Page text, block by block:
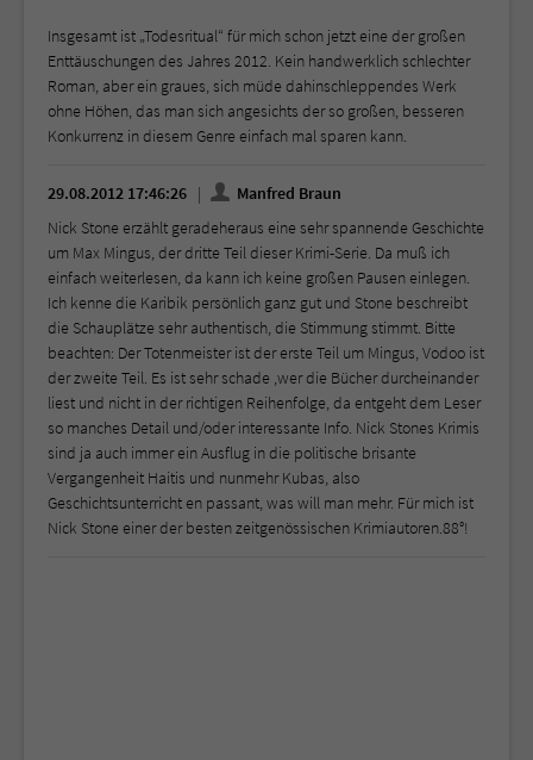
Insgesamt ist „Todesritual“ für mich schon jetzt eine der großen
Enttäuschungen des Jahres 2012. Kein handwerklich schlechter
Roman, aber ein graues, sich müde dahinschleppendes Werk
ohne Höhen, das man sich angesichts der so großen, besseren
Konkurrenz in diesem Genre einfach mal sparen kann.
29.08.2012 17:46:26
Manfred Braun
Nick Stone erzählt geradeheraus eine sehr spannende Geschichte
um Max Mingus, der dritte Teil dieser Krimi-Serie. Da muß ich
einfach weiterlesen, da kann ich keine großen Pausen einlegen.
Ich kenne die Karibik persönlich ganz gut und Stone beschreibt
die Schauplätze sehr authentisch, die Stimmung stimmt. Bitte
beachten: Der Totenmeister ist der erste Teil um Mingus, Vodoo ist
der zweite Teil. Es ist sehr schade ,wer die Bücher durcheinander
liest und nicht in der richtigen Reihenfolge, da entgeht dem Leser
so manches Detail und/oder interessante Info. Nick Stones Krimis
sind ja auch immer ein Ausflug in die politische brisante
Vergangenheit Haitis und nunmehr Kubas, also
Geschichtsunterricht en passant, was will man mehr. Für mich ist
Nick Stone einer der besten zeitgenössischen Krimiautoren.88°!